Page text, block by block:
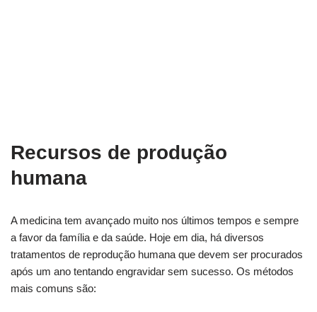
Recursos de produção
humana
A medicina tem avançado muito nos últimos tempos e sempre
a favor da família e da saúde. Hoje em dia, há diversos
tratamentos de reprodução humana que devem ser procurados
após um ano tentando engravidar sem sucesso. Os métodos
mais comuns são: